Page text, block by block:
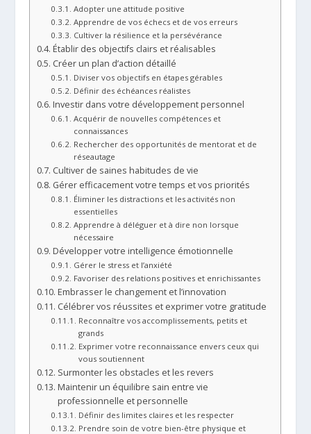
Adopter une attitude positive
Apprendre de vos échecs et de vos erreurs
Cultiver la résilience et la persévérance
Établir des objectifs clairs et réalisables
Créer un plan d’action détaillé
Diviser vos objectifs en étapes gérables
Définir des échéances réalistes
Investir dans votre développement personnel
Acquérir de nouvelles compétences et
connaissances
Rechercher des opportunités de mentorat et de
réseautage
Cultiver de saines habitudes de vie
Gérer efficacement votre temps et vos priorités
Éliminer les distractions et les activités non
essentielles
Apprendre à déléguer et à dire non lorsque
nécessaire
Développer votre intelligence émotionnelle
Gérer le stress et l’anxiété
Favoriser des relations positives et enrichissantes
Embrasser le changement et l’innovation
Célébrer vos réussites et exprimer votre gratitude
Reconnaître vos accomplissements, petits et
grands
Exprimer votre reconnaissance envers ceux qui
vous soutiennent
Surmonter les obstacles et les revers
Maintenir un équilibre sain entre vie
professionnelle et personnelle
Définir des limites claires et les respecter
Prendre soin de votre bien-être physique et